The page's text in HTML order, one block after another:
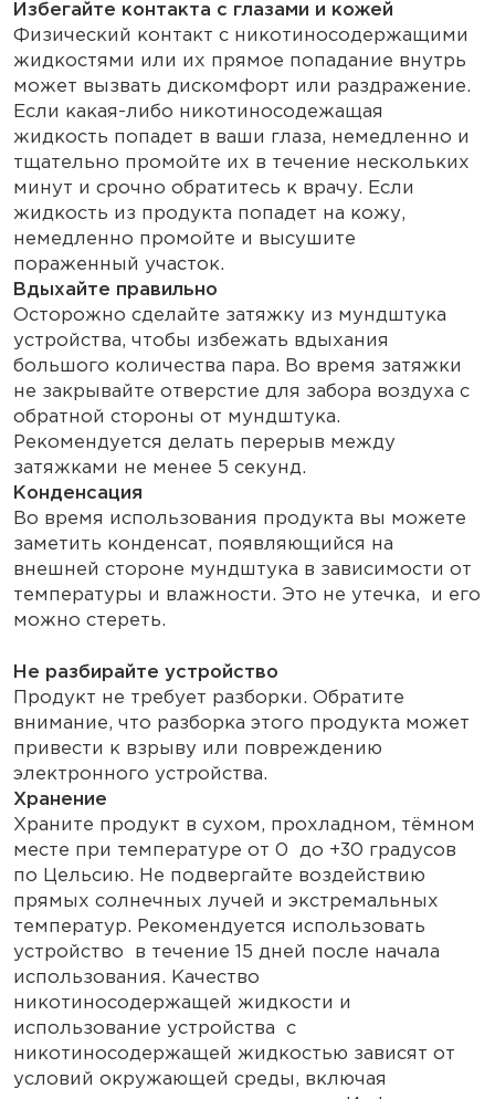
Избегайте контакта с глазами и кожей
Физический контакт с никотиносодержащими
жидкостями или их прямое попадание внутрь
может вызвать дискомфорт или раздражение.
Если какая-либо никотиносодежащая
жидкость попадет в ваши глаза, немедленно и
тщательно промойте их в течение нескольких
минут и срочно обратитесь к врачу. Если
жидкость из продукта попадет на кожу,
немедленно промойте и высушите
пораженный участок.
Вдыхайте правильно
Осторожно сделайте затяжку из мундштука
устройства, чтобы избежать вдыхания
большого количества пара. Во время затяжки
не закрывайте отверстие для забора воздуха с
обратной стороны от мундштука.
Рекомендуется делать перерыв между
затяжками не менее 5 секунд.
Конденсация
Во время использования продукта вы можете
заметить конденсат, появляющийся на
внешней стороне мундштука в зависимости от
температуры и влажности. Это не утечка, и его
можно стереть.
Не разбирайте устройство
Продукт не требует разборки. Обратите
внимание, что разборка этого продукта может
привести к взрыву или повреждению
электронного устройства.
Хранение
Храните продукт в сухом, прохладном, тёмном
месте при температуре от 0 до +30 градусов
по Цельсию. Не подвергайте воздействию
прямых солнечных лучей и экстремальных
температур. Рекомендуется использовать
устройство в течение 15 дней после начала
использования. Качество
никотиносодержащей жидкости и
использование устройства с
никотиносодержащей жидкостью зависят от
условий окружающей среды, включая